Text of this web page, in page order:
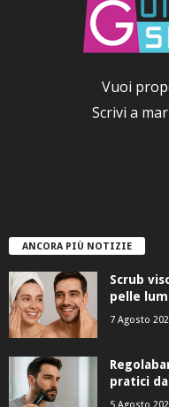
Vuoi
Scrivi a
ANCORA PIÙ NOTIZIE
Scrub
pelle
7 Agosto
pratici
5 Agosto